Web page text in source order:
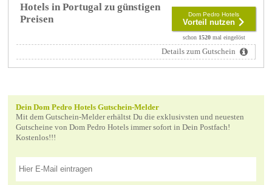
Hotels in Portugal zu günstigen
Preisen
Dom Pedro Hotels
Vorteil nutzen
schon 1520mal eingelöst
Details zum Gutschein
Dein Dom Pedro Hotels Gutschein-Melder
Mit dem Gutschein-Melder erhältst Du die exklusivsten und neuesten
Gutscheine von Dom Pedro Hotels immer sofort in Dein Postfach!
Kostenlos!!!